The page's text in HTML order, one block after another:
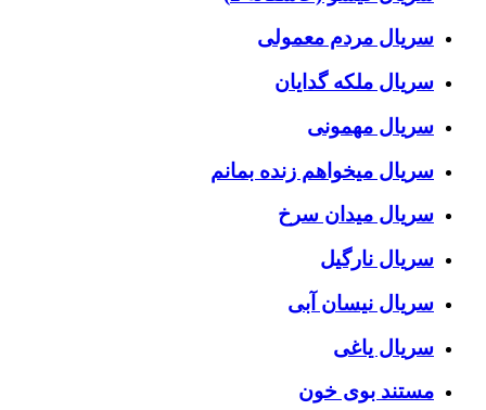
سریال مردم معمولی
سریال ملکه گدایان
سریال مهمونی
سریال میخواهم زنده بمانم
سریال میدان سرخ
سریال نارگیل
سریال نیسان آبی
سریال یاغی
مستند بوی خون